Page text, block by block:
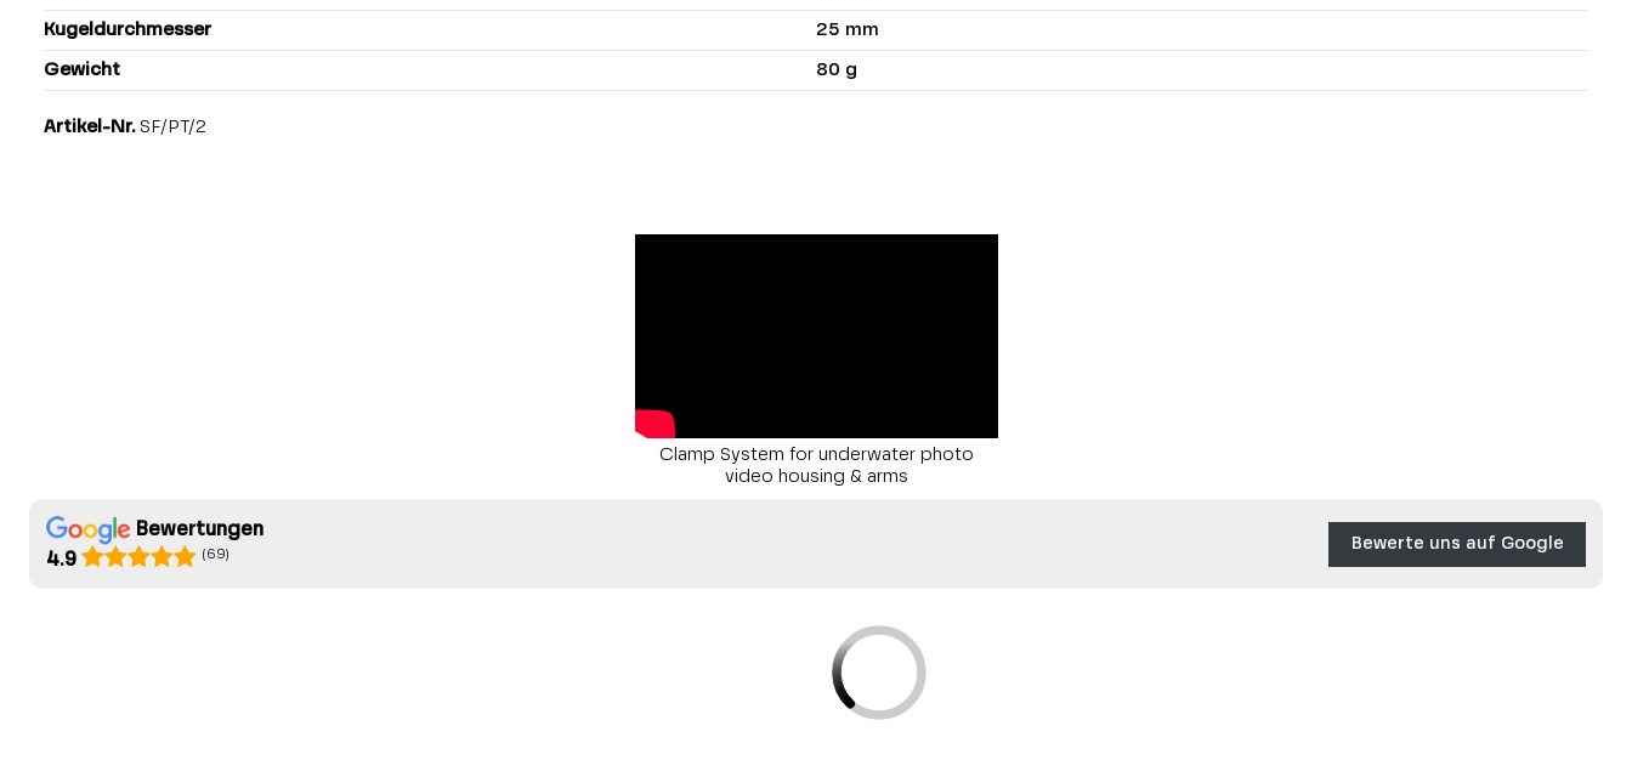
Kugeldurchmesser 25 mm
Gewicht 80 g
Artikel-Nr. SF/PT/2
Clamp System for underwater photo
video housing & arms
Bewertungen
4.9
(69)
Bewerte uns auf Google